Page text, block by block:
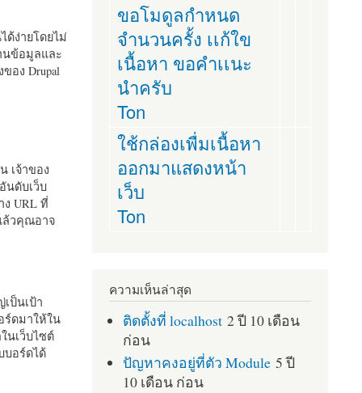
ด้ง่ายโดยไม่
นข้อมูลและ
อง Drupal
เจ้าของ
นดับเว็บ
URL ที่
ล้วคุณอาจ
ป็นเป้า
ร์ดมาให้ใน
นเว็บไซต์
บอร์ดได้
ขอโมดูลกำหนด
จำนวนครั้ง เเก้ใข
เนื้อหา ขอคำเเนะ
นำครับ
Ton
ใช้กล่องเพื่มเนื้อหา
ออกมาแสดงหน้า
เว็บ
Ton
ความเห็นล่าสุด
ติดตั้งที่ localhost 2 ปี 10 เดือน
ก่อน
ปัญหาคงอยู่ที่ตัว Module 5 ปี
10 เดือน ก่อน